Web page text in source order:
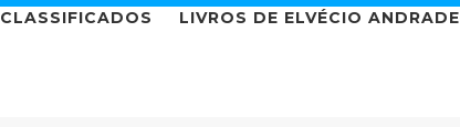
CLASSIFICADOS LIVROS DE ELVÉCIO ANDRADE